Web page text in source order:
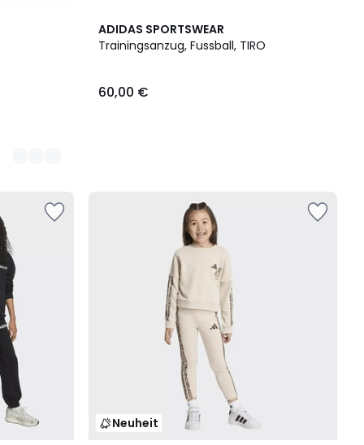
ADIDAS SPORTSWEAR
Trainingsanzug, Fussball, TIRO
60,00 €
Neuheit